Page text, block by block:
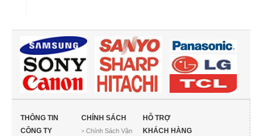
THÔNG TIN
CÔNG TY
CHÍNH SÁCH
> Chính Sách Vận
HỖ TRỢ
KHÁCH HÀNG